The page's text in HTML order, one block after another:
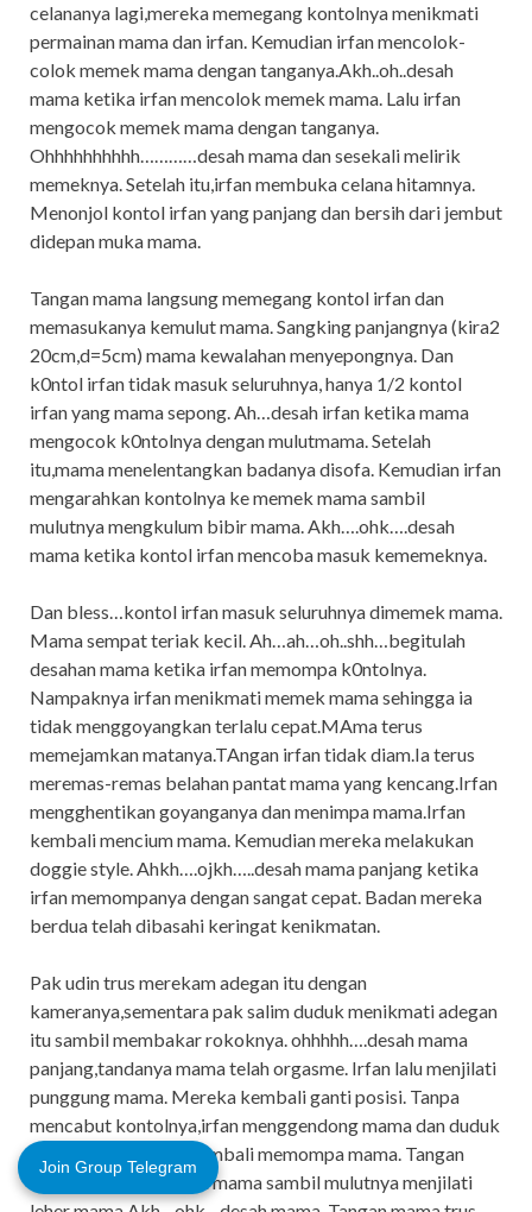
celananya lagi,mereka memegang kontolnya menikmati
permainan mama dan irfan. Kemudian irfan mencolok-
colok memek mama dengan tanganya.Akh..oh..desah
mama ketika irfan mencolok memek mama. Lalu irfan
mengocok memek mama dengan tanganya.
Ohhhhhhhhhh…………desah mama dan sesekali melirik
memeknya. Setelah itu,irfan membuka celana hitamnya.
Menonjol kontol irfan yang panjang dan bersih dari jembut
didepan muka mama.
Tangan mama langsung memegang kontol irfan dan
memasukanya kemulut mama. Sangking panjangnya (kira2
20cm,d=5cm) mama kewalahan menyepongnya. Dan
k0ntol irfan tidak masuk seluruhnya, hanya 1/2 kontol
irfan yang mama sepong. Ah…desah irfan ketika mama
mengocok k0ntolnya dengan mulutmama. Setelah
itu,mama menelentangkan badanya disofa. Kemudian irfan
mengarahkan kontolnya ke memek mama sambil
mulutnya mengkulum bibir mama. Akh….ohk….desah
mama ketika kontol irfan mencoba masuk kememeknya.
Dan bless…kontol irfan masuk seluruhnya dimemek mama.
Mama sempat teriak kecil. Ah…ah…oh..shh…begitulah
desahan mama ketika irfan memompa k0ntolnya.
Nampaknya irfan menikmati memek mama sehingga ia
tidak menggoyangkan terlalu cepat.MAma terus
memejamkan matanya.TAngan irfan tidak diam.Ia terus
meremas-remas belahan pantat mama yang kencang.Irfan
mengghentikan goyanganya dan menimpa mama.Irfan
kembali mencium mama. Kemudian mereka melakukan
doggie style. Ahkh….ojkh…..desah mama panjang ketika
irfan memompanya dengan sangat cepat. Badan mereka
berdua telah dibasahi keringat kenikmatan.
Pak udin trus merekam adegan itu dengan
kameranya,sementara pak salim duduk menikmati adegan
itu sambil membakar rokoknya. ohhhhh….desah mama
panjang,tandanya mama telah orgasme. Irfan lalu menjilati
punggung mama. Mereka kembali ganti posisi. Tanpa
mencabut kontolnya,irfan menggendong mama dan duduk
disofa.Kemudian ia kembali memompa mama. Tangan
meremas-remas tetek mama sambil mulutnya menjilati
Join Group Telegram